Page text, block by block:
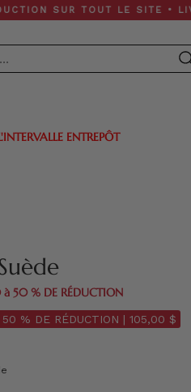
TOUT LE SITE •
ENTREPÔT
à 50 % DE RÉDUCTION
% DE RÉDUCTION | 105,00 $